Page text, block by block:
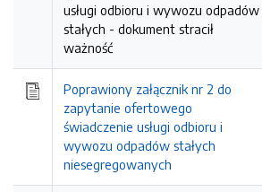
usługi odbioru i wywozu odpadów
stałych - dokument stracił
ważność
Poprawiony załącznik nr 2 do
zapytanie ofertowego
świadczenie usługi odbioru i
wywozu odpadów stałych
niesegregowanych